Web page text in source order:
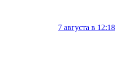
7 августа в 12:18